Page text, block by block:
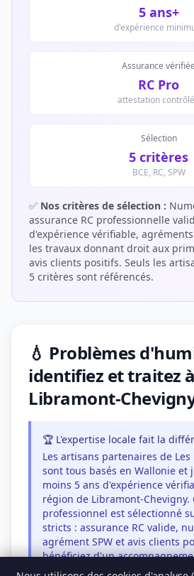
5 ans+
d'expérience
Assurance vérifiée
RC Pro
attestation
Sélection
5 critères
BCE, RC, SPW
✅ Nos critères de sélection :
assurance RC professionnelle
d'expérience vérifiable,
les travaux donnant droit aux
avis clients positifs. Seuls les
5 critères sont référencés.
💧 Problèmes
identifiez et traitez
Libramont-
🏆 L'expertise locale fait la
Les artisans partenaires de Les
sont tous basés en Wallonie et
moins 5 ans d'expérience
région de Libramont-Chevigny.
professionnel est sélectionné
stricts : assurance RC valide,
agrément SPW et avis clients
bénéficiez d'un
de A à Z.